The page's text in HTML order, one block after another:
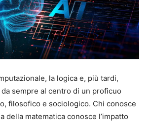
la logica e, più tardi,
da sempre al centro di un proficuo
filosofico e sociologico. Chi conosce
della matematica conosce l’impatto